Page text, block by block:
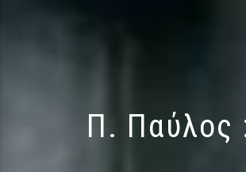
Π. Παύλος